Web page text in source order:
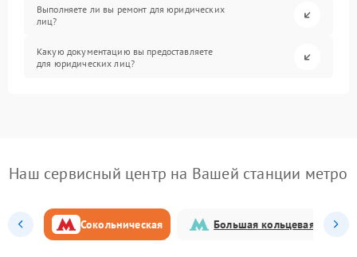
Выполняете ли вы ремонт для юридических
лиц?
Какую документацию вы предоставляете
для юридических лиц?
Наш сервисный центр на Вашей станции метро
Сокольническая Большая кольцевая